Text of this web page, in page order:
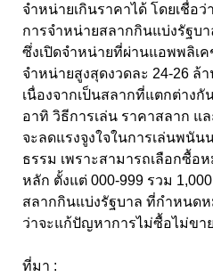
จำหน่ายเกินราคาได้ โดยเชื่อ
การจำหน่ายสลากกินแบ่งรัฐบ
ซึ่งเปิดจำหน่ายที่ผ่านแอพพลิเค
จำหน่ายสูงสุดงวดละ 24-26
เนื่องจากเป็นสลากที่แตกต่างกั
อาทิ วิธีการเล่น ราคาสลาก แ
จะลดแรงจูงใจในการเล่นพนัน
ธรรม เพราะสามารถเลือกซื้อ
หลัก ตั้งแต่ 000-999 รวม
สลากกินแบ่งรัฐบาล ที่กำหนดห
ว่าจะแก้ปัญหาการไม่ซื้อไม่ขา
ที่มา :